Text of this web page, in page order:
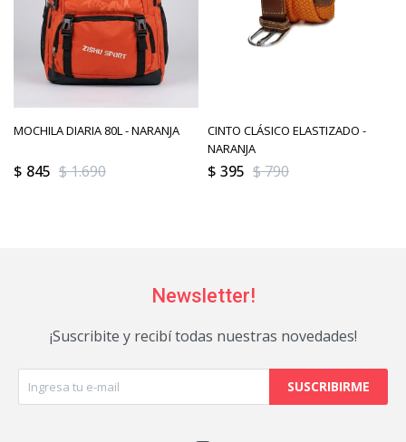
MOCHILA DIARIA 80L - NARANJA
$ 845 $1.690
CINTO CLÁSICO ELASTIZADO -
NARANJA
$ 395 $790
Newsletter!
¡Suscribite y recibí todas nuestras novedades!
SUSCRIBIRME